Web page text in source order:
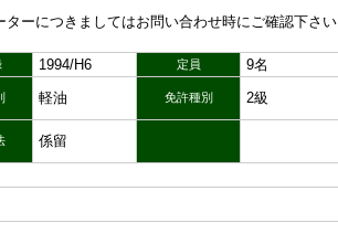
ターにつきましてはお問い合わせ時にご確認下さい
1994/H6 定員 9名
軽油 免許種別 2級
係留